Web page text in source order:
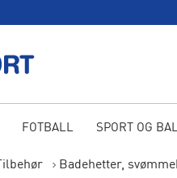
FOTBALL SPORT OG
Tilbehør Badehetter,